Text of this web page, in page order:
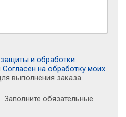
и обработки
Согласен на обработку моих
выполнения заказа.
обязательные